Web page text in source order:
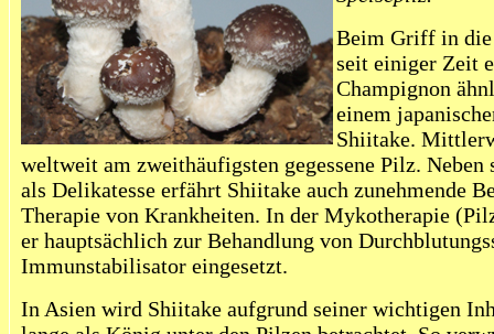
Beim Griff in
seit einiger Zeit
Champignon
einem
Shiitake.
weltweit am zweithäufigsten gegessene Pilz. Neben
als Delikatesse erfährt Shiitake auch zunehmende
Therapie von Krankheiten. In der Mykotherapie
er hauptsächlich zur Behandlung von
Immunstabilisator eingesetzt.
In Asien wird Shiitake aufgrund seiner wichtigen